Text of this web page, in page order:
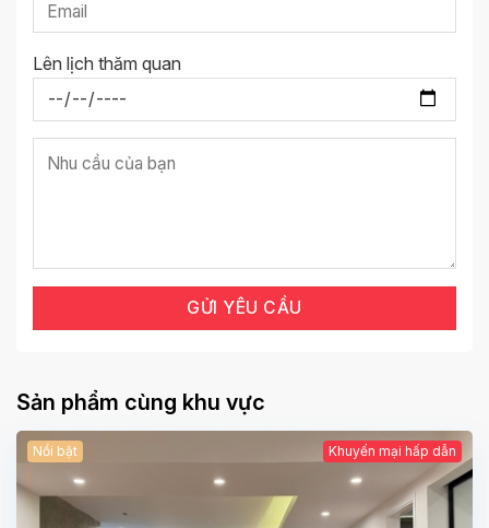
Lên lịch thăm quan
Sản phẩm cùng khu vực
Nổi bật Khuyến mại hấp dẫn